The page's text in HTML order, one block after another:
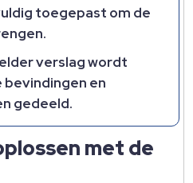
toegepast om de
verslag wordt
en
gedeeld.
met de